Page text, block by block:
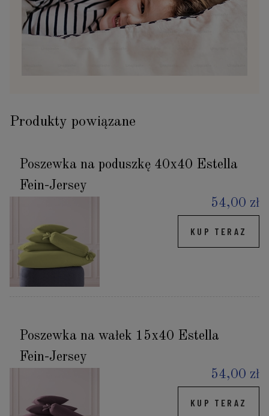
Produkty powiązane
Poszewka na poduszkę 40x40 Estella
Fein-Jersey
54,00 zł
KUP TERAZ
Poszewka na wałek 15x40 Estella
Fein-Jersey
54,00 zł
KUP TERAZ